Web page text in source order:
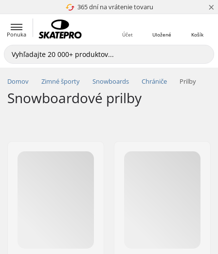
365 dní na vrátenie tovaru
4.8 z 5 ×
Ponuka Košík
Uložené
Účet
Domov Zimné športy Snowboards Chrániče Prilby
Snowboardové prilby